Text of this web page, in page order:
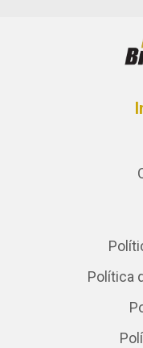
Política